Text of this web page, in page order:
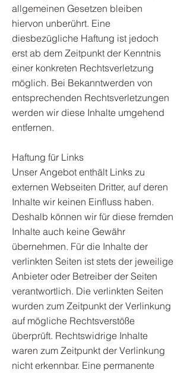
allgemeinen Gesetzen bleiben
hiervon unberührt. Eine
diesbezügliche Haftung ist jedoch
erst ab dem Zeitpunkt der Kenntnis
einer konkreten Rechtsverletzung
möglich. Bei Bekanntwerden von
entsprechenden Rechtsverletzungen
werden wir diese Inhalte umgehend
entfernen.
Haftung für Links
Unser Angebot enthält Links zu
externen Webseiten Dritter, auf deren
Inhalte wir keinen Einfluss haben.
Deshalb können wir für diese fremden
Inhalte auch keine Gewähr
übernehmen. Für die Inhalte der
verlinkten Seiten ist stets der jeweilige
Anbieter oder Betreiber der Seiten
verantwortlich. Die verlinkten Seiten
wurden zum Zeitpunkt der Verlinkung
auf mögliche Rechtsverstöße
überprüft. Rechtswidrige Inhalte
waren zum Zeitpunkt der Verlinkung
nicht erkennbar. Eine permanente